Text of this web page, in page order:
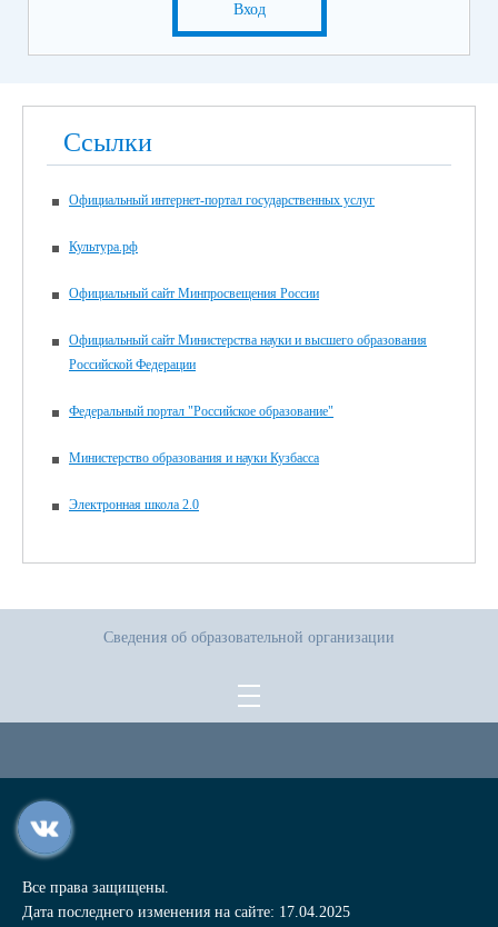
Вход
Ссылки
Официальный интернет-портал государственных услуг
Культура.рф
Официальный сайт Минпросвещения России
Официальный сайт Министерства науки и высшего образования
Российской Федерации
Федеральный портал "Российское образование"
Министерство образования и науки Кузбасса
Электронная школа 2.0
Сведения об образовательной организации
Все права защищены.
Дата последнего изменения на сайте: 17.04.2025